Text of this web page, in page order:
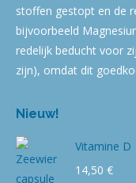
stoffen gestopt en de
bijvoorbeeld
redelijk beducht voor
zijn), omdat dit
Nieuw!
Vitamine D
14,50 €